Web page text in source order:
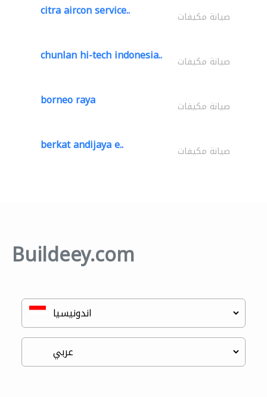
citra aircon service.. صيانة مكيفات
chunlan hi-tech indonesia.. صيانة مكيفات
borneo raya صيانة مكيفات
berkat andijaya e.. صيانة مكيفات
Buildeey.com